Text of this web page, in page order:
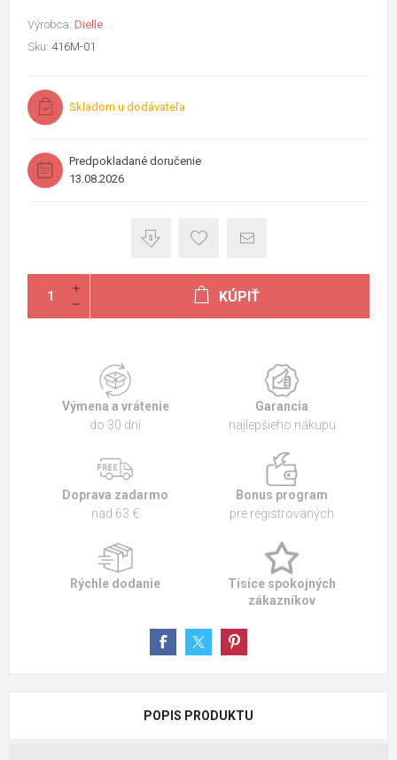
Výrobca: Dielle
Sku: 416M-01
Skladom u dodávateľa
Predpokladané doručenie
13.08.2026
KÚPIŤ
Výmena a vrátenie
do 30 dní
Garancia
najlepšieho nákupu
Doprava zadarmo
nad 63 €
Bonus program
pre registrovaných
Rýchle dodanie
Tisíce spokojných
zákazníkov
POPIS PRODUKTU